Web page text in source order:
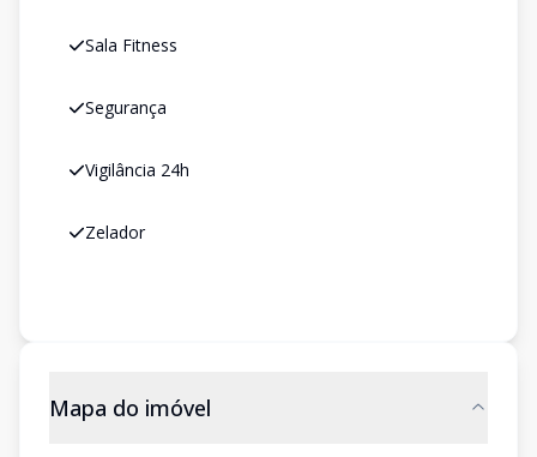
Sala Fitness
Segurança
Vigilância 24h
Zelador
Mapa do imóvel